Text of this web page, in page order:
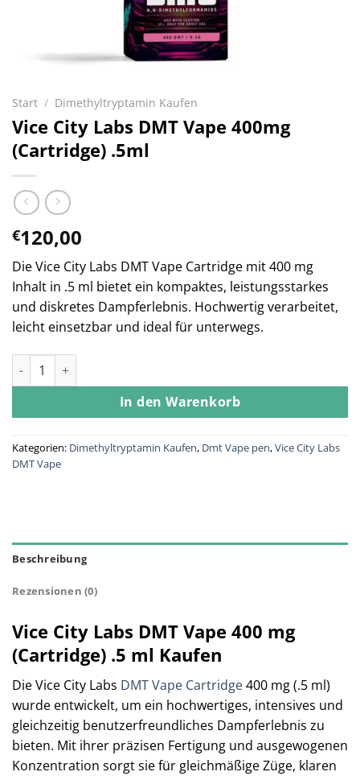
Start / Dimethyltryptamin Kaufen
Vice City Labs DMT Vape 400mg
(Cartridge) .5ml
€120,00
Die Vice City Labs DMT Vape Cartridge mit 400 mg
Inhalt in .5 ml bietet ein kompaktes, leistungsstarkes
und diskretes Dampferlebnis. Hochwertig verarbeitet,
leicht einsetzbar und ideal für unterwegs.
Vice City Labs DMT Vape 400mg (Cartridge) .5ml Menge
In den Warenkorb
Kategorien: Dimethyltryptamin Kaufen, Dmt Vape pen,Vice City Labs
DMT Vape
Beschreibung
Rezensionen (0)
Vice City Labs DMT Vape 400 mg
(Cartridge) .5 ml Kaufen
Die Vice City Labs DMT Vape Cartridge400 mg (.5 ml)
wurde entwickelt, um ein hochwertiges, intensives und
gleichzeitig benutzerfreundliches Dampferlebnis zu
bieten. Mit ihrer präzisen Fertigung und ausgewogenen
Konzentration sorgt sie für gleichmäßige Züge, klaren